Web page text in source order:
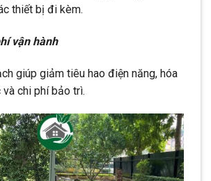
thiết bị đi kèm.
vận hành
giúp giảm tiêu hao điện năng, hóa
chi phí bảo trì.